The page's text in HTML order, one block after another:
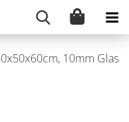
10mm Glas